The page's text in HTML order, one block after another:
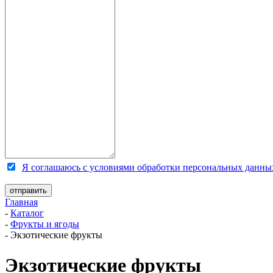
Я соглашаюсь с условиями обработки персональных
Главная
- Каталог
- Фрукты и ягоды
- Экзотические фрукты
Экзотические фрукты